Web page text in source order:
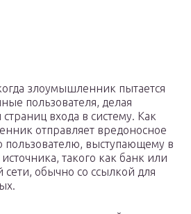
злоумышленник пытается
пользователя, делая
входа в систему. Как
отправляет вредоносное
пользователю, выступающему в
такого как банк или
сети, обычно со ссылкой для